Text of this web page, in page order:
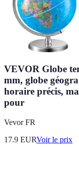
VEVOR Globe
mm, globe
horaire précis,
pour
Vevor FR
17.9 EURVoir le prix